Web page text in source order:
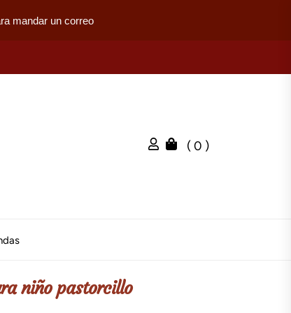
mandar un correo
( 0 )
niño pastorcillo